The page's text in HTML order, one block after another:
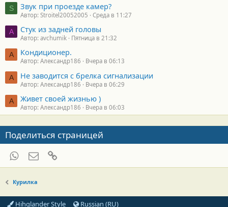
S Звук при проезде камер?
Автор: Stroitel20052005 Среда в 11:27
A Стук из задней головы
Автор: avchumik Пятница в 21:32
А Кондиционер.
Автор: Александр186 Вчера в 06:13
А Не заводится с брелка сигнализации
Автор: Александр186 Вчера в 06:29
А Живет своей жизнью )
Автор: Александр186 Вчера в 06:03
Поделиться страницей
WhatsAppЭлектронная почта
Курилка
Hihglander Style Russian (RU)